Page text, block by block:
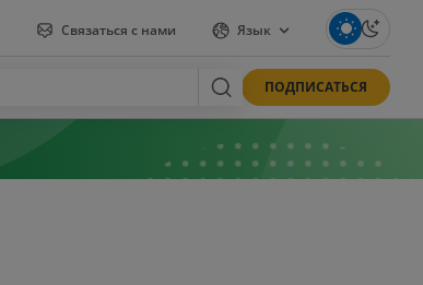
Связаться с нами Язык
ПОДПИСАТЬСЯ